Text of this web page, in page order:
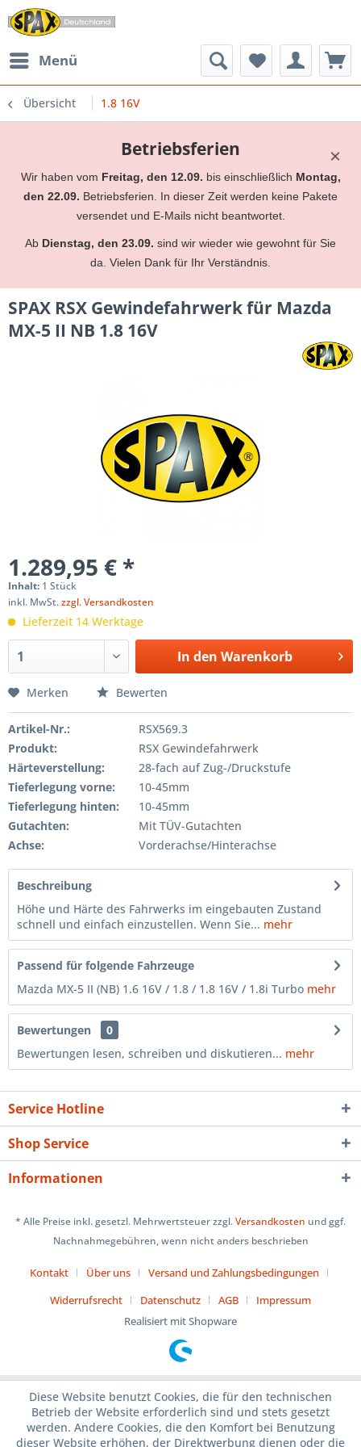
Menü
Übersicht 1.8 16V
×
Betriebsferien
Wir haben vom Freitag, den 12.09. bis einschließlich Montag,
den 22.09. Betriebsferien. In dieser Zeit werden keine Pakete
versendet und E-Mails nicht beantwortet.
Ab Dienstag, den 23.09. sind wir wieder wie gewohnt für Sie
da. Vielen Dank für Ihr Verständnis.
SPAX RSX Gewindefahrwerk für Mazda
MX-5 II NB 1.8 16V
1.289,95 € *
Inhalt: 1 Stück
inkl. MwSt.zzgl. Versandkosten
Lieferzeit 14 Werktage
In den Warenkorb
Merken Bewerten
Artikel-Nr.:
RSX569.3
Produkt:
RSX Gewindefahrwerk
Härteverstellung:
28-fach auf Zug-/Druckstufe
Tieferlegung vorne:
10-45mm
Tieferlegung hinten:
10-45mm
Gutachten:
Mit TÜV-Gutachten
Achse:
Vorderachse/Hinterachse
Beschreibung
Höhe und Härte des Fahrwerks im eingebauten Zustand
schnell und einfach einzustellen. Wenn Sie... mehr
Passend für folgende Fahrzeuge
Mazda MX-5 II (NB) 1.6 16V / 1.8 / 1.8 16V / 1.8i Turbo mehr
Bewertungen
0
Bewertungen lesen, schreiben und diskutieren... mehr
Service Hotline
Shop Service
Informationen
* Alle Preise inkl. gesetzl. Mehrwertsteuer zzgl.Versandkosten und ggf.
Nachnahmegebühren, wenn nicht anders beschrieben
Kontakt Über uns
Versand und Zahlungsbedingungen
Widerrufsrecht
Datenschutz AGB
Impressum
Realisiert mit Shopware
Diese Website benutzt Cookies, die für den technischen
Betrieb der Website erforderlich sind und stets gesetzt
werden. Andere Cookies, die den Komfort bei Benutzung
dieser Website erhöhen, der Direktwerbung dienen oder die